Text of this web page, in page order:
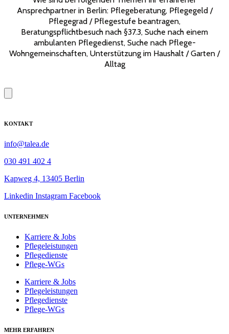
KONTAKT
info@talea.de
030 491 402 4
Kapweg 4, 13405 Berlin
Linkedin Instagram Facebook
UNTERNEHMEN
Karriere & Jobs
Pflegeleistungen
Pflegedienste
Pflege-WGs
Karriere & Jobs
Pflegeleistungen
Pflegedienste
Pflege-WGs
MEHR ERFAHREN